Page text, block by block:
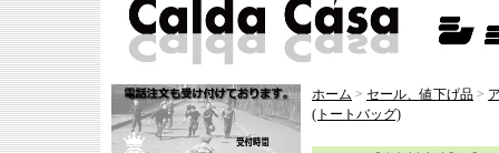
ホーム > セール、値下げ品 >
(トートバッグ)